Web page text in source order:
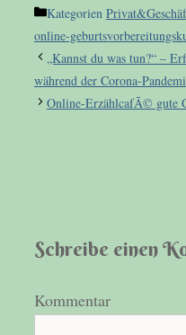
Kategorien
online-
„Kannst du was tun?“ –
während der Corona-
Online-ErzählcafÃ© gute
Schreibe einen
Kommentar